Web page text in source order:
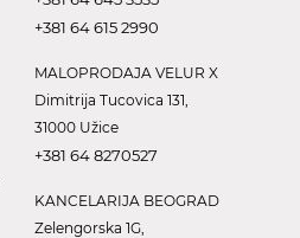
+381 64 615 2990
MALOPRODAJA VELUR X
Dimitrija Tucovica 131,
31000 Užice
+381 64 8270527
KANCELARIJA BEOGRAD
Zelengorska 1G,